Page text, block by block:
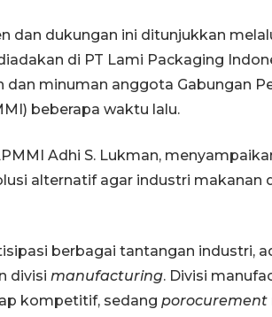
dan dukungan ini ditunjukkan
di PT Lami Packaging
dan minuman anggota Gabungan
beberapa waktu lalu.
Adhi S. Lukman,
alternatif agar industri makanan
berbagai tantangan industri,
divisi manufacturing. Divisi
kompetitif, sedang porocurement